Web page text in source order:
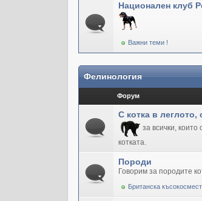
Национален клуб
Важни теми !
Фелинология
Форум
С котка в
за всички,
котката.
Породи
Говорим за породите
Британска